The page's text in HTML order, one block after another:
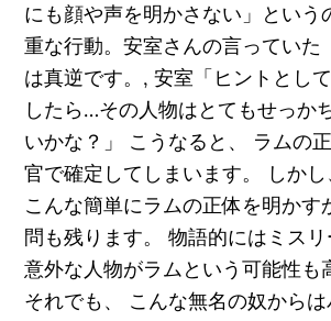
にも顔や声を明かさない」という
重な行動。安室さんの言っていた
は真逆です。, 安室「ヒントとし
したら…その人物はとてもせっか
いかな？」 こうなると、 ラムの
官で確定してしまいます。 しか
こんな簡単にラムの正体を明かす
問も残ります。 物語的にはミスリ
意外な人物がラムという可能性も
それでも、 こんな無名の奴から